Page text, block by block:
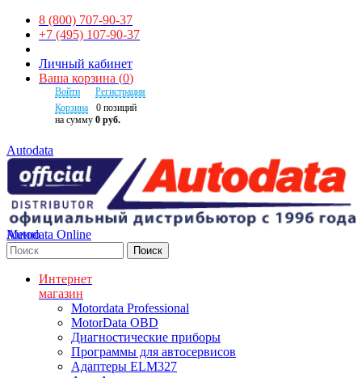
8 (800) 707-90-37
+7 (495) 107-90-37
Личный кабинет
Ваша корзина (0)
Войти
Регистрация
Корзина
0 позиций
на сумму 0 руб.
Autodata
Autodata Online
Меню
Поиск
Интернет
магазин
Motordata Professional
MotorData OBD
Диагностические приборы
Программы для автосервисов
Адаптеры ELM327